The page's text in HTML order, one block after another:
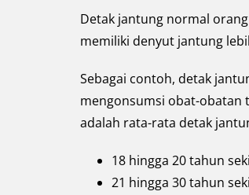
Detak jantung normal
memiliki denyut jantung
Sebagai contoh, detak
mengonsumsi obat-obatan
adalah rata-rata detak
18 hingga 20 tahun
21 hingga 30 tahun